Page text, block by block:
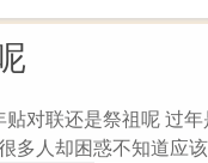
对联还是祭祖呢 过
多人却困惑不知道应